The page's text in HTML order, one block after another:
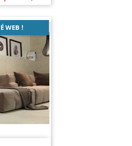
WEB !